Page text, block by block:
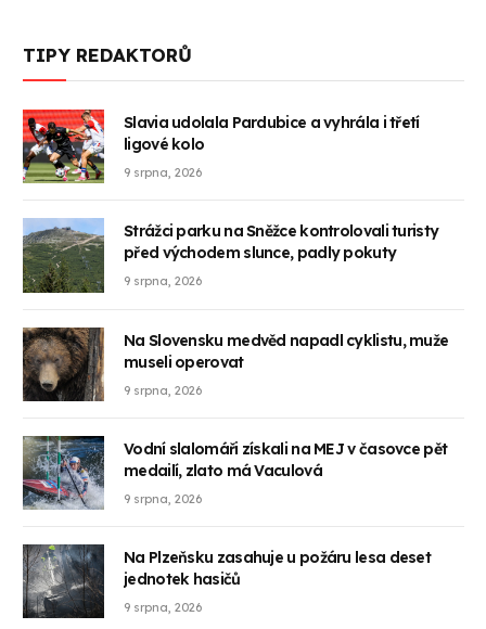
TIPY REDAKTORŮ
Slavia udolala Pardubice a vyhrála i třetí
ligové kolo
9 srpna, 2026
Strážci parku na Sněžce kontrolovali turisty
před východem slunce, padly pokuty
9 srpna, 2026
Na Slovensku medvěd napadl cyklistu, muže
museli operovat
9 srpna, 2026
Vodní slalomáři získali na MEJ v časovce pět
medailí, zlato má Vaculová
9 srpna, 2026
Na Plzeňsku zasahuje u požáru lesa deset
jednotek hasičů
9 srpna, 2026